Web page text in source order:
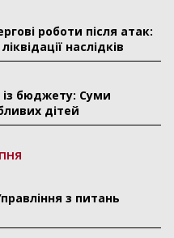
роботи після атак:
наслідків
бюджету: Суми
дітей
з питань